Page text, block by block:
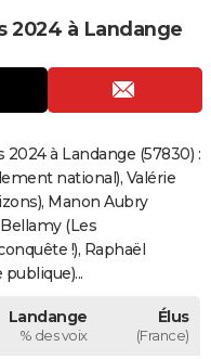
2024 à Landange
à Landange (57830) :
national), Valérie
Manon Aubry
(Les
!), Raphaël
Landange
% des voix
Élus
(France)